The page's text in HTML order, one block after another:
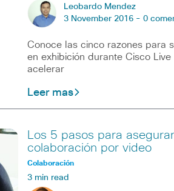
Leobardo Mendez
3 November 2016 - 0
Conoce las cinco razones para
en exhibición durante Cisco
acelerar
Leer mas
Los 5 pasos para
colaboración por video
Colaboración
3 min read